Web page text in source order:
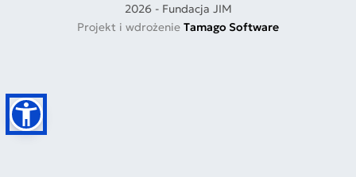
2026 - Fundacja JIM
Projekt i wdrożenie Tamago Software